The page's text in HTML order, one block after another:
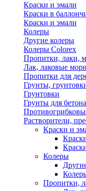
Краски и эмали
Краски в
Краски и эмали
Колеры
Другие колеры
Колеры Colorex
Пропитки, лаки,
Лак, лаковые
Пропитки для
Грунты,
Грунтовки
Грунты для бетона
Растворители,
Краски и
Колеры
Пропитки,